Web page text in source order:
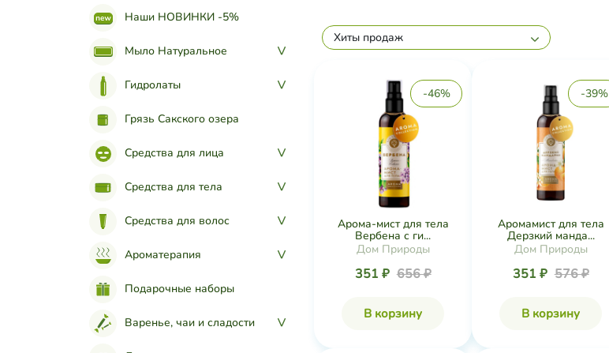
Наши НОВИНКИ -5%
Мыло Натуральное >
Гидролаты >
Грязь Сакского озера
Средства для лица >
Средства для тела >
Средства для волос >
Ароматерапия >
Подарочные наборы
Варенье, чаи и сладости >
Хиты продаж
-46%
Арома-мист для тела
Вербена с ги...
Дом Природы
351 ₽ 656 ₽
В корзину
-39%
Аромамист для тела
Дерзкий манда...
Дом Природы
351 ₽ 576 ₽
В корзину